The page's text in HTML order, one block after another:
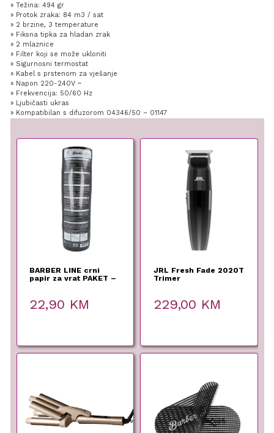
» Težina: 494 gr
» Protok zraka: 84 m3 / sat
» 2 brzine, 3 temperature
» Fiksna tipka za hladan zrak
» 2 mlaznice
» Filter koji se može ukloniti
» Sigurnosni termostat
» Kabel s prstenom za vješanje
» Napon 220-240V ~
» Frekvencija: 50/60 Hz
» Ljubičasti ukras
» Kompatibilan s difuzorom 04346/50 – 01147
BARBER LINE crni
papir za vrat PAKET –
22,90 KM
JRL Fresh Fade 2020T
Trimer
229,00 KM